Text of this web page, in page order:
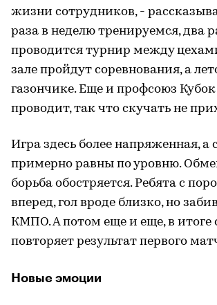
жизни сотрудников, -
раза в неделю тренируемся, два
проводится турнир между
зале пройдут соревнования, а
газончике. Еще и профсоюз
проводит, так что скучать не
Игра здесь более напряженная, а
примерно равны по уровню.
борьба обостряется. Ребята с
вперед, гол вроде близко, но
КМПО. А потом еще и еще, в итоге
повторяет результат первого
Новые эмоции